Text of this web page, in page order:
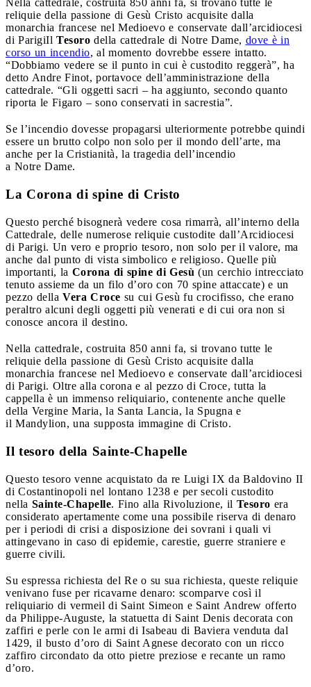
reliquie della passione di Gesù Cristo acquisite dalla
monarchia francese nel Medioevo e conservate dall’arcidiocesi
di ParigiIl Tesoro della cattedrale di Notre Dame, dove è in
corso un incendio, al momento dovrebbe essere intatto.
“Dobbiamo vedere se il punto in cui è custodito reggerà”, ha
detto Andre Finot, portavoce dell’amministrazione della
cattedrale. “Gli oggetti sacri – ha aggiunto, secondo quanto
riporta le Figaro – sono conservati in sacrestia”.
Se l’incendio dovesse propagarsi ulteriormente potrebbe quindi
essere un brutto colpo non solo per il mondo dell’arte, ma
anche per la Cristianità, la tragedia dell’incendio
a Notre Dame.
La Corona di spine di Cristo
Questo perché bisognerà vedere cosa rimarrà, all’interno della
Cattedrale, delle numerose reliquie custodite dall’Arcidiocesi
di Parigi. Un vero e proprio tesoro, non solo per il valore, ma
anche dal punto di vista simbolico e religioso. Quelle più
importanti, la Corona di spine di Gesù (un cerchio intrecciato
tenuto assieme da un filo d’oro con 70 spine attaccate) e un
pezzo della Vera Croce su cui Gesù fu crocifisso, che erano
peraltro alcuni degli oggetti più venerati e di cui ora non si
conosce ancora il destino.
Nella cattedrale, costruita 850 anni fa, si trovano tutte le
reliquie della passione di Gesù Cristo acquisite dalla
monarchia francese nel Medioevo e conservate dall’arcidiocesi
di Parigi. Oltre alla corona e al pezzo di Croce, tutta la
cappella è un immenso reliquiario, contenente anche quelle
della Vergine Maria, la Santa Lancia, la Spugna e
il Mandylion, una supposta immagine di Cristo.
Il tesoro della Sainte-Chapelle
Questo tesoro venne acquistato da re Luigi IX da Baldovino II
di Costantinopoli nel lontano 1238 e per secoli custodito
nella Sainte-Chapelle. Fino alla Rivoluzione, il Tesoro era
considerato apertamente come una possibile riserva di denaro
per i periodi di crisi a disposizione dei sovrani i quali vi
attingevano in caso di epidemie, carestie, guerre straniere e
guerre civili.
Su espressa richiesta del Re o su sua richiesta, queste reliquie
venivano fuse per ricavarne denaro: scomparve così il
reliquiario di vermeil di Saint Simeon e Saint Andrew offerto
da Philippe-Auguste, la statuetta di Saint Denis decorata con
zaffiri e perle con le armi di Isabeau di Baviera venduta dal
1429, il busto d’oro di Saint Agnese decorato con un ricco
zaffiro circondato da otto pietre preziose e recante un ramo
d’oro.